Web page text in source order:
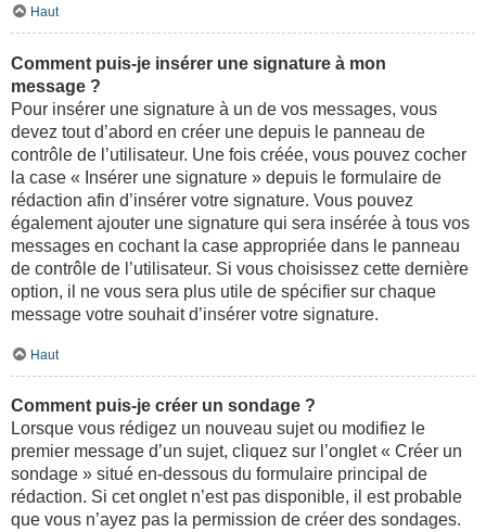
Haut
Comment puis-je insérer une signature à mon
message ?
Pour insérer une signature à un de vos messages, vous
devez tout d’abord en créer une depuis le panneau de
contrôle de l’utilisateur. Une fois créée, vous pouvez cocher
la case « Insérer une signature » depuis le formulaire de
rédaction afin d’insérer votre signature. Vous pouvez
également ajouter une signature qui sera insérée à tous vos
messages en cochant la case appropriée dans le panneau
de contrôle de l’utilisateur. Si vous choisissez cette dernière
option, il ne vous sera plus utile de spécifier sur chaque
message votre souhait d’insérer votre signature.
Haut
Comment puis-je créer un sondage ?
Lorsque vous rédigez un nouveau sujet ou modifiez le
premier message d’un sujet, cliquez sur l’onglet « Créer un
sondage » situé en-dessous du formulaire principal de
rédaction. Si cet onglet n’est pas disponible, il est probable
que vous n’ayez pas la permission de créer des sondages.